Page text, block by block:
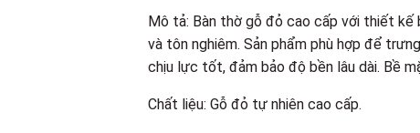
Mô tả: Bàn thờ gỗ đỏ cao cấp với thiết kế
và tôn nghiêm. Sản phẩm phù hợp để
chịu lực tốt, đảm bảo độ bền lâu dài. Bề
Chất liệu: Gỗ đỏ tự nhiên cao cấp.